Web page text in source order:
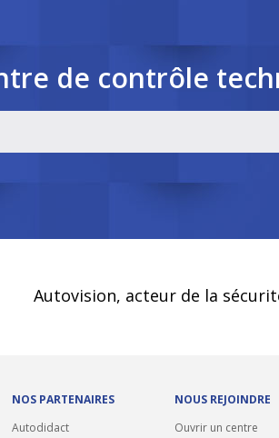
de contrôle
Autovision, acteur de la
NOS PARTENAIRES
Autodidact
NOUS REJOINDRE
Ouvrir un centre